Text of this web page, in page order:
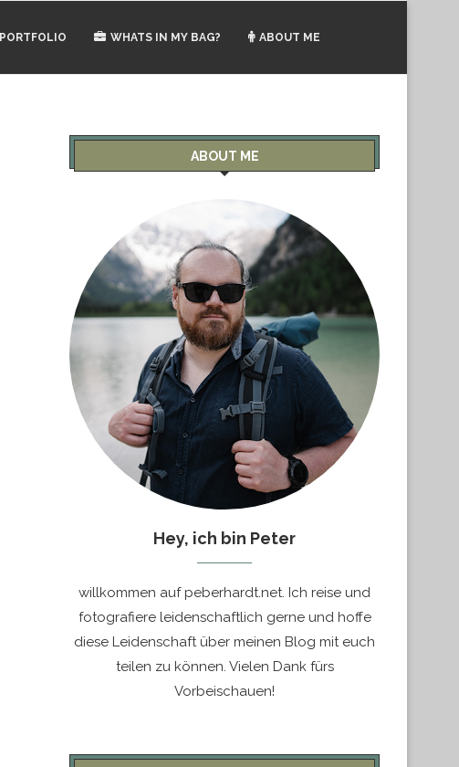
PORTFOLIO WHATS IN MY BAG? ABOUT ME
ABOUT ME
Hey, ich bin Peter
willkommen auf peberhardt.net. Ich reise und
fotografiere leidenschaftlich gerne und hoffe
diese Leidenschaft über meinen Blog mit euch
teilen zu können. Vielen Dank fürs
Vorbeischauen!